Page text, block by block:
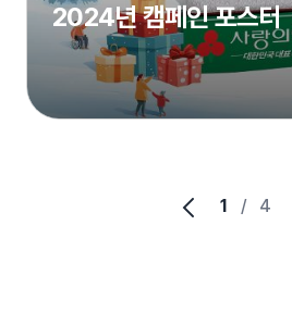
2024년 캠페인 포스터
1 / 4